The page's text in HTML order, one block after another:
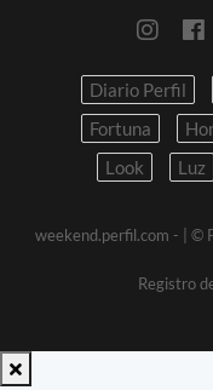
Diario Perfil
Fortuna
Look
Luz
weekend.perfil.com -
| ©
Registro